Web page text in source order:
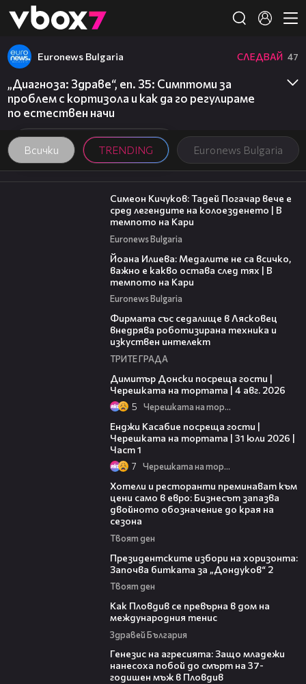
👾
Всички TRENDING Euronews Bulgaria
Euronews Bulgaria СЛЕДВАЙ 47
„Диагноза: Здраве“, еп. 35: Симптоми за
проблем с кортизола и как да го регулираме
по естествен начи
11:23
Симеон Кичуков: Тадей Погачар вече е
сред легендите на колоезденето | В
темпото на Кари
Euronews Bulgaria
Йоана Илиева: Медалите не са всичко,
важно е какво остава след тях | В
темпото на Кари
Euronews Bulgaria
Фирмата със седалище в Лясковец
внедрява роботизирана техника и
изкуствен интелект
ТРИТЕ ГРАДА
Димитър Донски посреща гости |
Черешката на тортата | 4 авг. 2026
5 Черешката на тортата
Енджи Касабие посреща гости |
Черешката на тортата | 31 юли 2026 |
Част 1
7 Черешката на тортата
Хотели и ресторанти преминават към
цени само в евро: Бизнесът запазва
двойното обозначение до края на
сезона
Твоят ден
Президентските избори на хоризонта:
Започва битката за „Дондуков“ 2
Твоят ден
Как Пловдив се превърна в дом на
международния тенис
Здравей България
Генезис на агресията: Защо младежи
нанесоха побой до смърт на 37-
годишен мъж в Пловдив